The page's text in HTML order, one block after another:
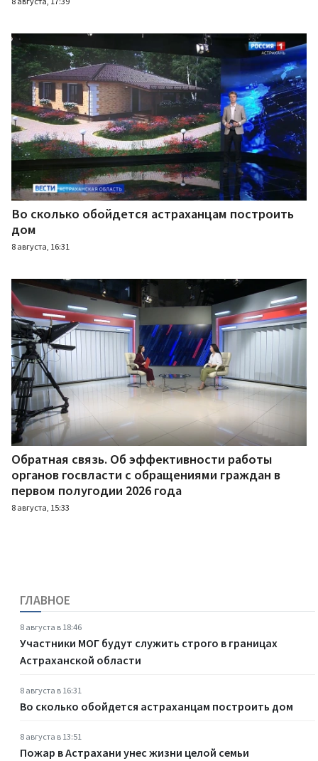
Во сколько обойдется астраханцам построить
дом
8 августа, 16:31
Обратная связь. Об эффективности работы
органов госвласти с обращениями граждан в
первом полугодии 2026 года
8 августа, 15:33
ГЛАВНОЕ
8 августа в 18:46
Участники МОГ будут служить строго в границах
Астраханской области
8 августа в 16:31
Во сколько обойдется астраханцам построить дом
8 августа в 13:51
Пожар в Астрахани унес жизни целой семьи